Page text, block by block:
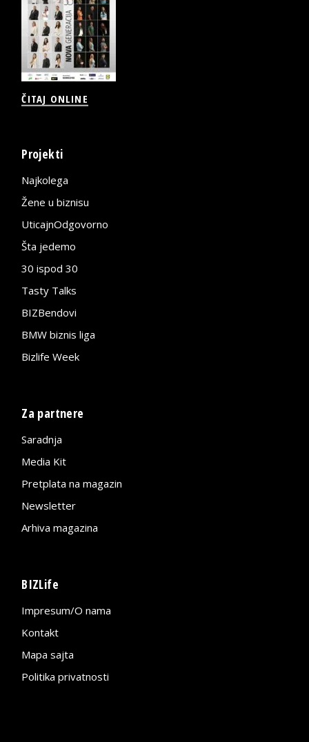
ČITAJ ONLINE
Projekti
Najkolega
Žene u biznisu
UticajnOdgovorno
Šta jedemo
30 ispod 30
Tasty Talks
BIZBendovi
BMW biznis liga
Bizlife Week
Za partnere
Saradnja
Media Kit
Pretplata na magazin
Newsletter
Arhiva magazina
BIZLife
Impresum/O nama
Kontakt
Mapa sajta
Politika privatnosti